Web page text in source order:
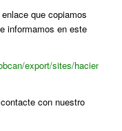
que copiamos
informamos en este
export/sites/hacienda/
con nuestro